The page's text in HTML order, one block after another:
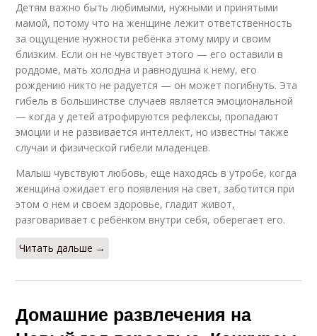
Детям важно быть любимыми, нужными и принятыми
мамой, потому что на женщине лежит ответственность
за ощущение нужности ребёнка этому миру и своим
близким. Если он не чувствует этого — его оставили в
роддоме, мать холодна и равнодушна к нему, его
рождению никто не радуется — он может погибнуть. Эта
гибель в большинстве случаев является эмоциональной
— когда у детей атрофируются рефлексы, пропадают
эмоции и не развивается интеллект, но известны также
случаи и физической гибели младенцев.
Малыш чувствуют любовь, еще находясь в утробе, когда
женщина ожидает его появления на свет, заботится при
этом о нем и своем здоровье, гладит живот,
разговаривает с ребёнком внутри себя, оберегает его.
Читать дальше →
Домашние развлечения на